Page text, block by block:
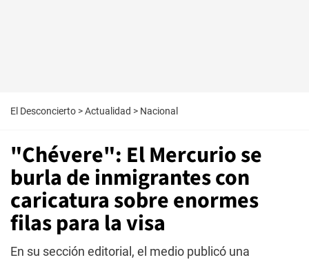
El Desconcierto >Actualidad > Nacional
"Chévere": El Mercurio se
burla de inmigrantes con
caricatura sobre enormes
filas para la visa
En su sección editorial, el medio publicó una